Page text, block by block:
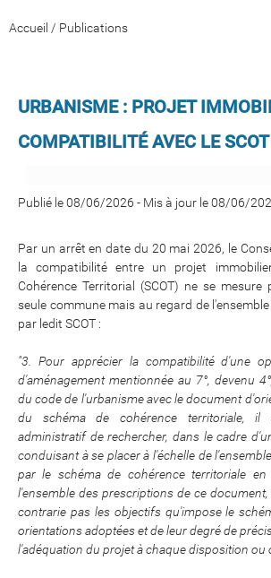
Accueil / Publications
URBANISME : PROJET
COMPATIBILITÉ AVEC LE SCOT
Publié le 08/06/2026 - Mis à jour le 08/06/
Par un arrêt en date du 20 mai 2026, le
la compatibilité entre un projet
Cohérence Territorial (SCOT) ne se mesure
seule commune mais au regard de
par ledit SCOT :
"3. Pour apprécier la compatibilité d'une
d'aménagement mentionnée au 7°, devenu
du code de l'urbanisme avec le document
du schéma de cohérence territoriale, il
administratif de rechercher, dans le cadre
conduisant à se placer à l'échelle de
par le schéma de cohérence territoriale
l'ensemble des prescriptions de ce
contrarie pas les objectifs qu'impose le
orientations adoptées et de leur degré de
l'adéquation du projet à chaque disposition ou